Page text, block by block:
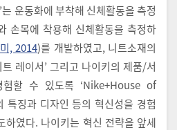
운동화에 부착해 신체활동을 측정
손목에 착용해 신체활동을 측정하
, 2014)를 개발하였고, 니트소재의
레이서’ 그리고 나이키의 제품/서
험할 수 있도록 ‘Nike+House of
징과 디자인 등의 혁신성을 경험
하였다. 나이키는 혁신 전략을 앞세